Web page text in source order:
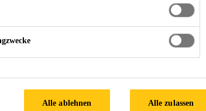
Together
no matter what or where.
as well as unit appliance construction
Alle ablehnen Alle zulassen